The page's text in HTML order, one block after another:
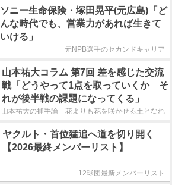
ソニー生命保険・塚田晃平(元広島)「ど
んな時代でも、営業力があれば生きて
いける」
元NPB選手のセカンドキャリア
山本祐大コラム 第7回 差を感じた交流
戦「どうやって1点を取っていくか そ
れが後半戦の課題になってくる」
山本祐大の捕手論 花よりも花を咲かせる土となれ
ヤクルト・首位猛追へ道を切り開く
【2026最終メンバーリスト】
12球団最新メンバーリスト